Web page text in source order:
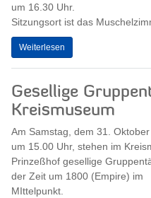
um 16.30 Uhr.
Sitzungsort ist das
Weiterlesen
Gesellige
Kreismuseum
Am Samstag, dem 31.
um 15.00 Uhr, stehen im
Prinzeßhof gesellige
der Zeit um 1800 (Empire) im
MIttelpunkt.